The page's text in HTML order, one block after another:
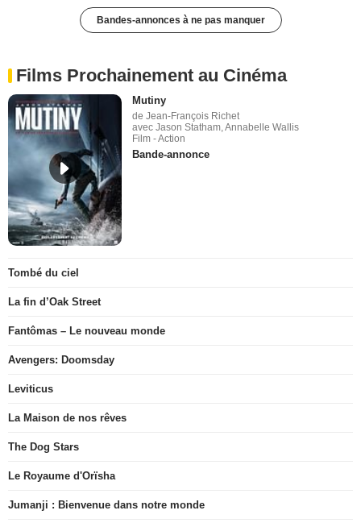
Bandes-annonces à ne pas manquer
Films Prochainement au Cinéma
Mutiny
de Jean-François Richet
avec Jason Statham, Annabelle Wallis
Film - Action
Bande-annonce
Tombé du ciel
La fin d’Oak Street
Fantômas – Le nouveau monde
Avengers: Doomsday
Leviticus
La Maison de nos rêves
The Dog Stars
Le Royaume d'Orïsha
Jumanji : Bienvenue dans notre monde